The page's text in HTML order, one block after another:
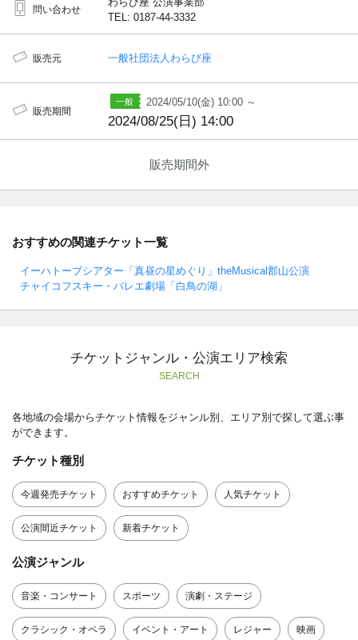
問い合わせ
TEL: 0187-44-3332
販売元 一般社団法人わらび座
販売期間
2024/05/10(金) 10:00 ～
2024/08/25(日) 14:00
販売期間外
おすすめの関連チケット一覧
イーハトーブシアター「真昼の星めぐり」theMusical郡山公演
チャイコフスキー・バレエ劇場「白鳥の湖」
チケットジャンル・公演エリア検索
SEARCH
各地域の会場からチケット情報をジャンル別、エリア別で探して選ぶ事
ができます。
チケット種別
今週発売チケット おすすめチケット 人気チケット
公演間近チケット 新着チケット
公演ジャンル
音楽・コンサート スポーツ 演劇・ステージ
クラシック・オペラ イベント・アート レジャー 映画